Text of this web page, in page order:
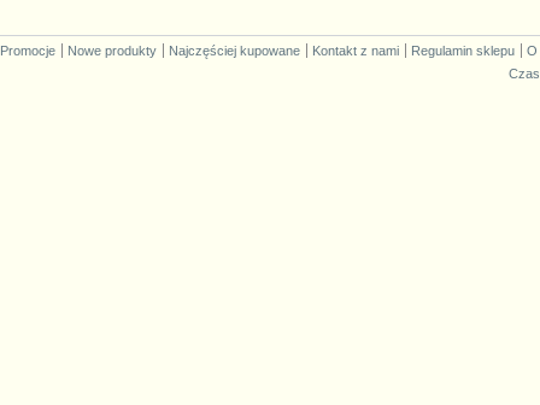
Promocje Nowe produkty Najczęściej kupowane Kontakt z nami Regulamin sklepu
O